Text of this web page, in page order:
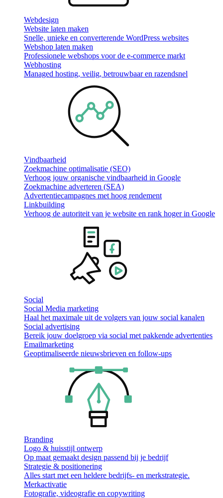
Webdesign
Website laten maken
Snelle, unieke en converterende WordPress websites
Webshop laten maken
Professionele webshops voor de e-commerce markt
Webhosting
Managed hosting, veilig, betrouwbaar en razendsnel
Vindbaarheid
Zoekmachine optimalisatie (SEO)
Verhoog jouw organische vindbaarheid in Google
Zoekmachine adverteren (SEA)
Advertentiecampagnes met hoog rendement
Linkbuilding
Verhoog de autoriteit van je website en rank hoger in Google
Social
Social Media marketing
Haal het maximale uit de volgers van jouw social kanalen
Social advertising
Bereik jouw doelgroep via social met pakkende advertenties
Emailmarketing
Geoptimaliseerde nieuwsbrieven en follow-ups
Branding
Logo & huisstijl ontwerp
Op maat gemaakt design passend bij je bedrijf
Strategie & positionering
Alles start met een heldere bedrijfs- en merkstrategie.
Merkactivatie
Fotografie, videografie en copywriting